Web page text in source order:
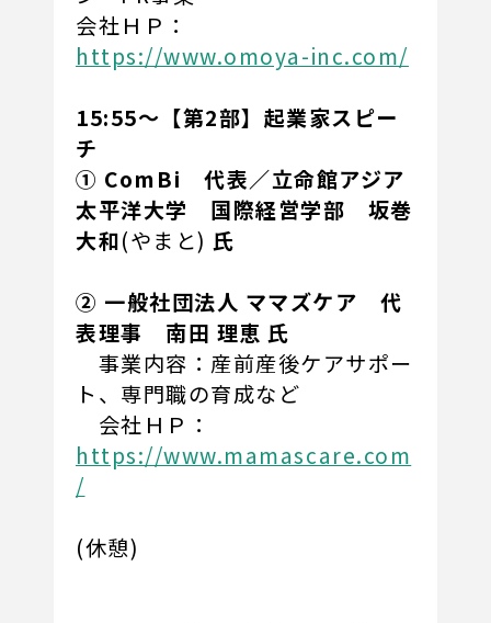
会社ＨＰ：
https://www.omoya-inc.com/
15:55～【第2部】起業家スピー
チ
① ComBi 代表／立命館アジア
太平洋大学 国際経営学部 坂巻
大和(やまと) 氏
② 一般社団法人 ママズケア 代
表理事 南田 理恵 氏
事業内容：産前産後ケアサポー
ト、専門職の育成など
会社ＨＰ：
https://www.mamascare.com
/
(休憩)